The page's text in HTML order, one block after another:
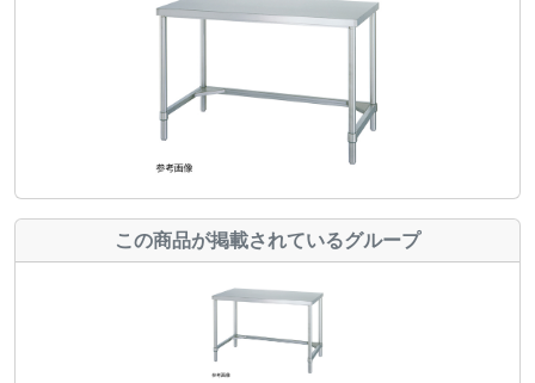
この商品が掲載されているグループ